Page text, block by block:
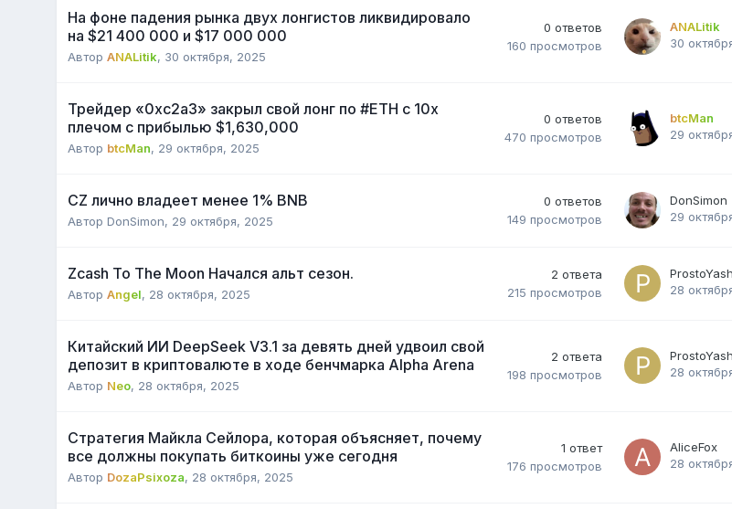
На фоне падения рынка двух лонгистов ликвидировало
на $21 400 000 и $17 000 000
АвторANALitik, 30 октября, 2025
0 ответов
160 просмотров
ANALitik
30
Трейдер «0xc2a3» закрыл свой лонг по #ETH с 10х
плечом с прибылью $1,630,000
Автор btcMan, 29 октября, 2025
0 ответов
470 просмотров
btcMan
29
CZ лично владеет менее 1% BNB
АвторDonSimon, 29 октября, 2025
0 ответов
149 просмотров
DonSimon
29
Zcash To The Moon Начался альт сезон.
АвторAngel, 28 октября, 2025
2 ответа
215 просмотров
28
Китайский ИИ DeepSeek V3.1 за девять дней удвоил свой
депозит в криптовалюте в ходе бенчмарка Alpha Arena
Автор Neo, 28 октября, 2025
2 ответа
198 просмотров
28
Стратегия Майкла Сейлора, которая объясняет, почему
все должны покупать биткоины уже сегодня
Автор DozaPsixoza, 28 октября, 2025
1 ответ
176 просмотров
AliceFox
28